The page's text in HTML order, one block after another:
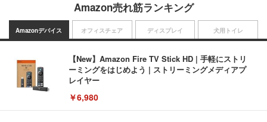
Amazon売れ筋ランキング
Amazonデバイス
【New】Amazon Fire TV Stick HD | 手軽にストリ
ーミングをはじめよう | ストリーミングメディアプ
レイヤー
￥6,980
オフィスチェア ディスプレイ 犬用トイレ